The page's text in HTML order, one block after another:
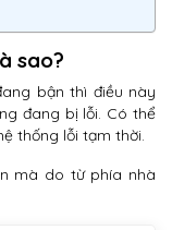
sao?
bận thì điều này
đang bị lỗi. Có thể
thống lỗi tạm thời.
mà do từ phía nhà